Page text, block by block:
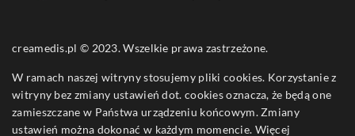
creamedis.pl © 2023. Wszelkie prawa zastrzeżone.
W ramach naszej witryny stosujemy pliki cookies. Korzystanie z
witryny bez zmiany ustawień dot. cookies oznacza, że będą one
zamieszczane w Państwa urządzeniu końcowym. Zmiany
ustawień można dokonać w każdym momencie. Więcej